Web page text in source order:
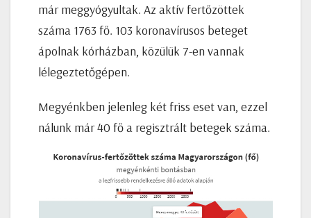
már meggyógyultak. Az aktív fertőzöttek
száma 1763 fő. 103 koronavírusos beteget
ápolnak kórházban, közülük 7-en vannak
lélegeztetőgépen.
Megyénkben jelenleg két friss eset van, ezzel
nálunk már 40 fő a regisztrált betegek száma.